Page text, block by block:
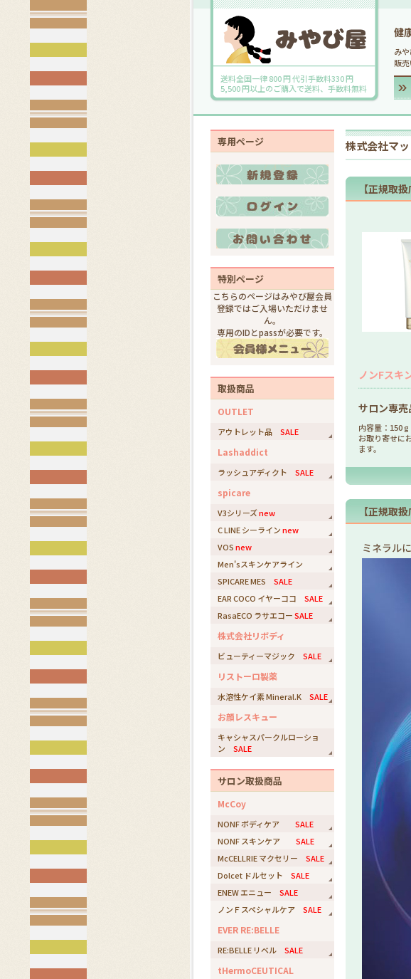
送料全国一律 800 円 代引手数料330 円
5,500 円以上のご購入で送料、手数料無料
健
み
販
専用ページ
特別ページ
こちらのページはみやび屋会員
登録ではご入場いただけませ
ん。
専用のIDとpassが必要です。
取扱商品
OUTLET
アウトレット品 SALE
Lashaddict
ラッシュアディクト SALE
spicare
V3シリーズnew
C LINE シーラインnew
VOSnew
Men'sスキンケアライン
SPICARE MES SALE
EAR COCO イヤーココ SALE
RasaECO ラサエコーSALE
株式会社リボディ
ビューティーマジック SALE
リストーロ製薬
水溶性ケイ素 Mineral.K SALE
お顔レスキュー
キャシャスパークルローショ
ン SALE
サロン取扱商品
McCoy
NONF ボディケア SALE
NONF スキンケア SALE
McCELLRIE マクセリー SALE
Dolcet ドルセット SALE
ENEW エニュー SALE
ノンＦスペシャルケア SALE
EVER RE:BELLE
RE:BELLE リベル SALE
tHermoCEUTICAL
株式会社マ
【正規取
ノンFスキ
サロン専売
内容量：150 g
お取り寄せに
ます。
【正規取
ミネラル